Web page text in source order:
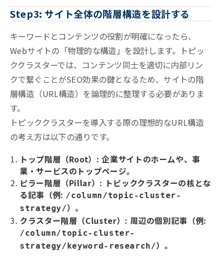
Step3: サイト全体の階層構造を設計する
キーワードとコンテンツの役割が明確になったら、
Webサイトの「物理的な構造」を設計します。トピッ
ククラスターでは、コンテンツ同士を適切に内部リン
クで繋ぐことがSEO効果の鍵となるため、サイトの階
層構造（URL構造）を論理的に整理する必要がありま
す。
トピッククラスターを導入する際の理想的なURL構造
の考え方は以下の通りです。
トップ階層（Root）: 企業サイトのホームや、事
業・サービスのトップページ。
ピラー階層（Pillar）: トピッククラスターの核とな
る記事（例: /column/topic-cluster-
strategy/）。
クラスター階層（Cluster）: 周辺の個別記事（例:
/column/topic-cluster-
strategy/keyword-research/）。